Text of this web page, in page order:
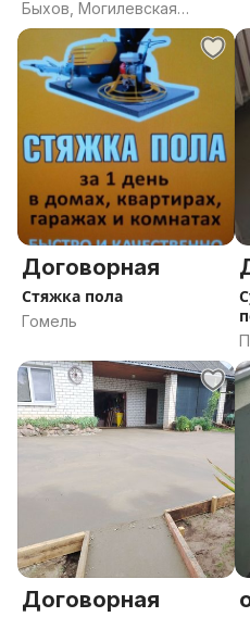
Быхов, Могилевская
область
Договорная
Стяжка пола
Гомель
Договорная